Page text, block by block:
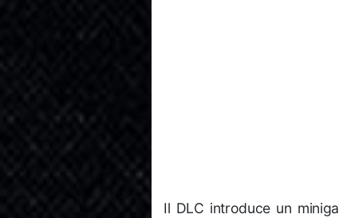
Il DLC introduce un